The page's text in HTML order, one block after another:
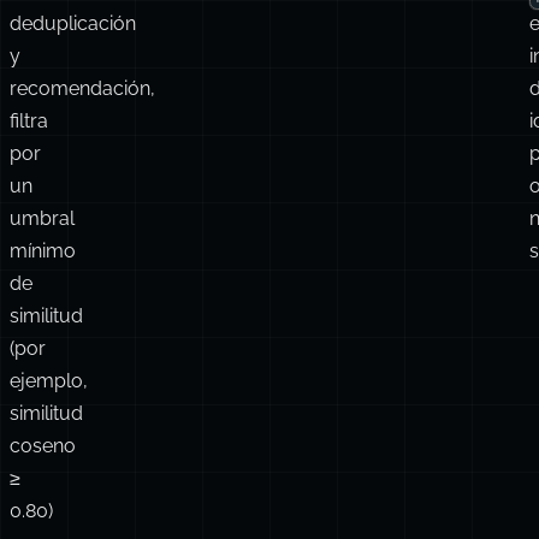
deduplicación
y
recomendación,
filtra
por
un
umbral
mínimo
de
similitud
(por
ejemplo,
similitud
coseno
≥
0.80)